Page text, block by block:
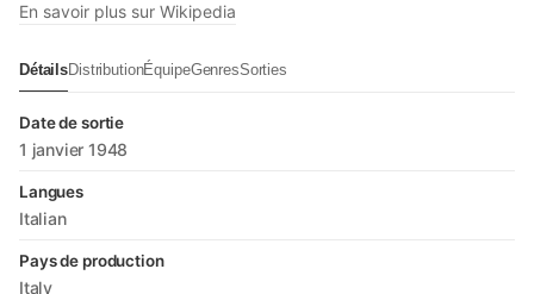
En savoir plus sur Wikipedia
DétailsDistributionÉquipeGenresSorties
Date de sortie
1 janvier 1948
Langues
Italian
Pays de production
Italy